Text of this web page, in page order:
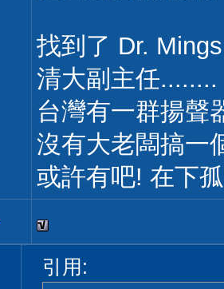
找到了 Dr.
清大副主任........
台灣有一群揚聲
沒有大老闆搞一
或許有吧! 在下
引用: